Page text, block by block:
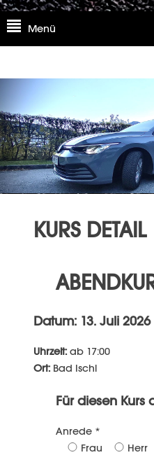
Skip
to
Menü
KURS DETAIL
Datum: 13. Juli 2026
Uhrzeit: ab 17:00
Ort: Bad Ischl
Für diesen Kurs
Anrede *
Frau
Herr